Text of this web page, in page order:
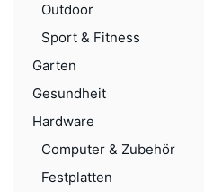
Outdoor
Sport & Fitness
Garten
Gesundheit
Hardware
Computer & Zubehör
Festplatten